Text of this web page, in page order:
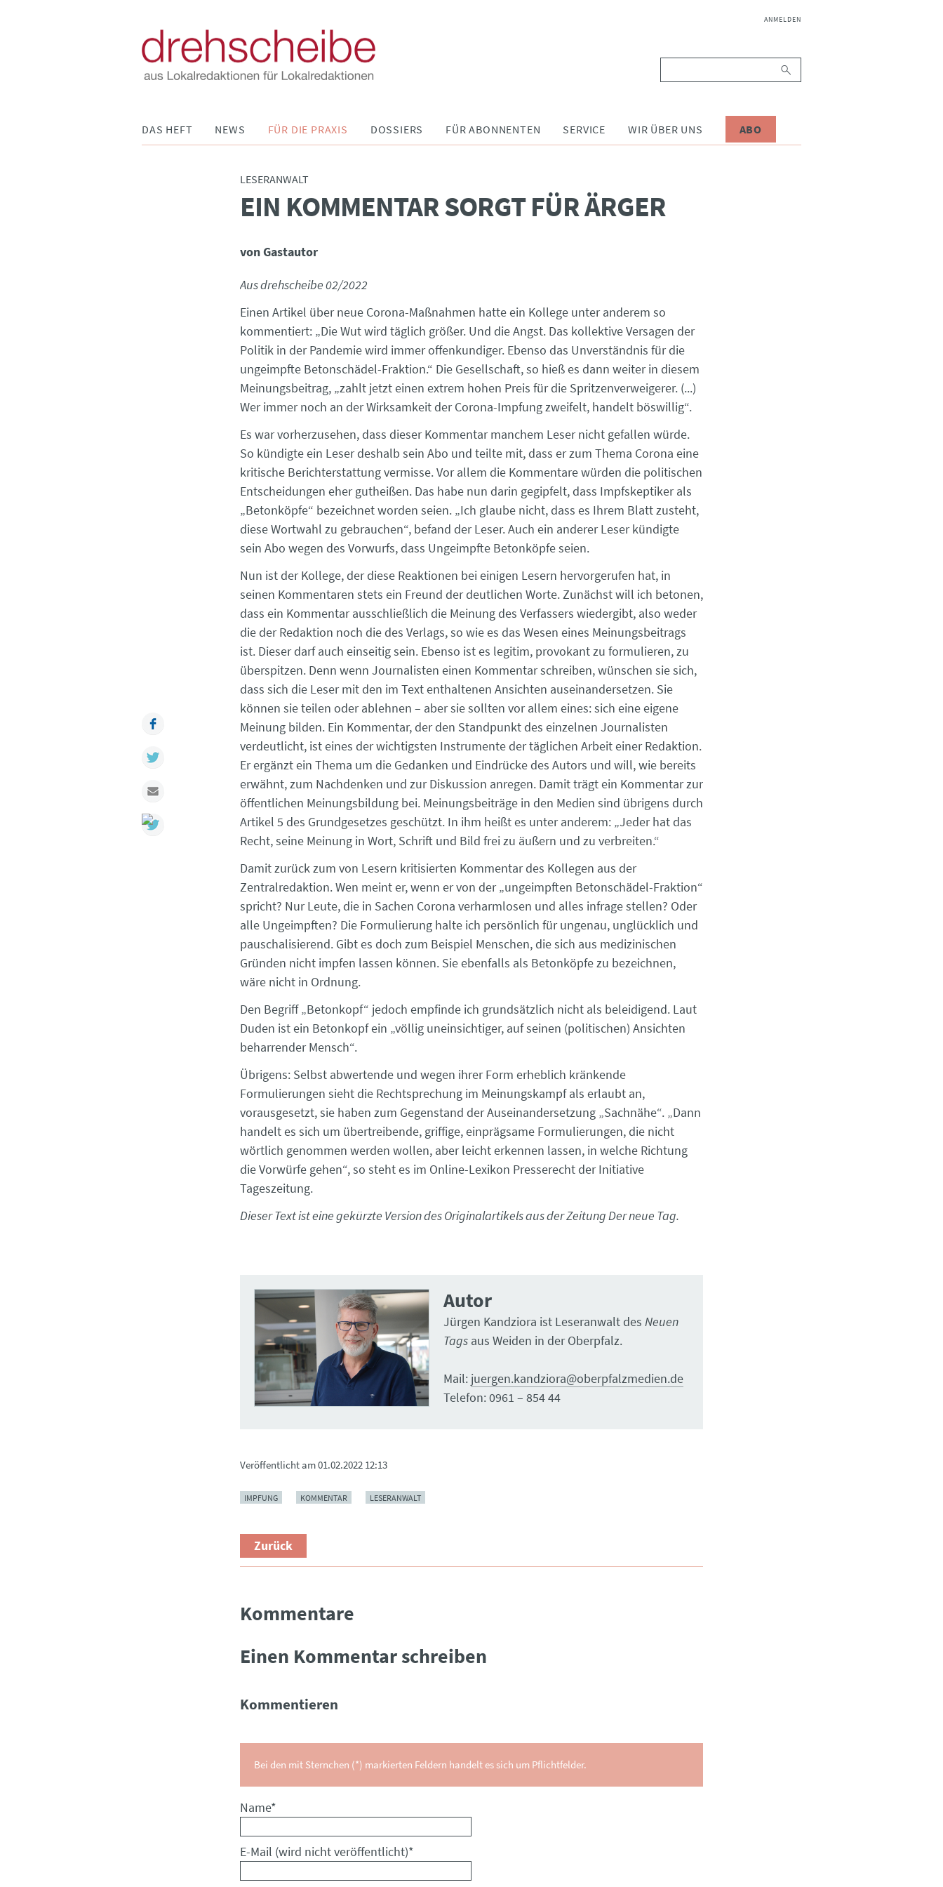
NAVIGATION
ANMELDEN
DAS HEFT NEWS FÜR DIE PRAXIS DOSSIERS FÜR ABONNENTEN SERVICE WIR ÜBER UNS ABO
LESERANWALT
EIN KOMMENTAR SORGT FÜR ÄRGER
von Gastautor
Aus drehscheibe 02/2022
Einen Artikel über neue Corona-Maßnahmen hatte ein Kollege unter anderem so
kommentiert: „Die Wut wird täglich größer. Und die Angst. Das kollektive Versagen der
Politik in der Pandemie wird immer offenkundiger. Ebenso das Unverständnis für die
ungeimpfte Betonschädel-Fraktion.“ Die Gesellschaft, so hieß es dann weiter in diesem
Meinungsbeitrag, „zahlt jetzt einen extrem hohen Preis für die Spritzenverweigerer. (...)
Wer immer noch an der Wirksamkeit der Corona-Impfung zweifelt, handelt böswillig“.
Es war vorherzusehen, dass dieser Kommentar manchem Leser nicht gefallen würde.
So kündigte ein Leser deshalb sein Abo und teilte mit, dass er zum Thema Corona eine
kritische Berichterstattung vermisse. Vor allem die Kommentare würden die politischen
Entscheidungen eher gutheißen. Das habe nun darin gegipfelt, dass Impfskeptiker als
„Betonköpfe“ bezeichnet worden seien. „Ich glaube nicht, dass es Ihrem Blatt zusteht,
diese Wortwahl zu gebrauchen“, befand der Leser. Auch ein anderer Leser kündigte
sein Abo wegen des Vorwurfs, dass Ungeimpfte Betonköpfe seien.
Nun ist der Kollege, der diese Reaktionen bei einigen Lesern hervorgerufen hat, in
seinen Kommentaren stets ein Freund der deutlichen Worte. Zunächst will ich betonen,
dass ein Kommentar ausschließlich die Meinung des Verfassers wiedergibt, also weder
die der Redaktion noch die des Verlags, so wie es das Wesen eines Meinungsbeitrags
ist. Dieser darf auch einseitig sein. Ebenso ist es legitim, provokant zu formulieren, zu
überspitzen. Denn wenn Journalisten einen Kommentar schreiben, wünschen sie sich,
dass sich die Leser mit den im Text enthaltenen Ansichten auseinandersetzen. Sie
können sie teilen oder ablehnen – aber sie sollten vor allem eines: sich eine eigene
Meinung bilden. Ein Kommentar, der den Standpunkt des einzelnen Journalisten
verdeutlicht, ist eines der wichtigsten Instrumente der täglichen Arbeit einer Redaktion.
Er ergänzt ein Thema um die Gedanken und Eindrücke des Autors und will, wie bereits
erwähnt, zum Nachdenken und zur Diskussion anregen. Damit trägt ein Kommentar zur
öffentlichen Meinungsbildung bei. Meinungsbeiträge in den Medien sind übrigens durch
Artikel 5 des Grundgesetzes geschützt. In ihm heißt es unter anderem: „Jeder hat das
Recht, seine Meinung in Wort, Schrift und Bild frei zu äußern und zu verbreiten.“
Damit zurück zum von Lesern kritisierten Kommentar des Kollegen aus der
Zentralredaktion. Wen meint er, wenn er von der „ungeimpften Betonschädel-Fraktion“
spricht? Nur Leute, die in Sachen Corona verharmlosen und alles infrage stellen? Oder
alle Ungeimpften? Die Formulierung halte ich persönlich für ungenau, unglücklich und
pauschalisierend. Gibt es doch zum Beispiel Menschen, die sich aus medizinischen
Gründen nicht impfen lassen können. Sie ebenfalls als Betonköpfe zu bezeichnen,
wäre nicht in Ordnung.
Den Begriff „Betonkopf“ jedoch empfinde ich grundsätzlich nicht als beleidigend. Laut
Duden ist ein Betonkopf ein „völlig uneinsichtiger, auf seinen (politischen) Ansichten
beharrender Mensch“.
Übrigens: Selbst abwertende und wegen ihrer Form erheblich kränkende
Formulierungen sieht die Rechtsprechung im Meinungskampf als erlaubt an,
vorausgesetzt, sie haben zum Gegenstand der Auseinandersetzung „Sachnähe“. „Dann
handelt es sich um übertreibende, griffige, einprägsame Formulierungen, die nicht
wörtlich genommen werden wollen, aber leicht erkennen lassen, in welche Richtung
die Vorwürfe gehen“, so steht es im Online-Lexikon Presserecht der Initiative
Tageszeitung.
Dieser Text ist eine gekürzte Version des Originalartikels aus der Zeitung Der neue Tag.
Autor
Jürgen Kandziora ist Leseranwalt des Neuen
Tags aus Weiden in der Oberpfalz.
Mail: juergen.kandziora@oberpfalzmedien.de
Telefon: 0961 – 854 44
Veröffentlicht am01.02.2022 12:13
IMPFUNG KOMMENTAR LESERANWALT
Zurück
Kommentare
Einen Kommentar schreiben
Kommentieren
Bei den mit Sternchen (*) markierten Feldern handelt es sich um Pflichtfelder.
Pflichtfeld
Name*
Pflichtfeld
E-Mail (wird nicht veröffentlicht)*